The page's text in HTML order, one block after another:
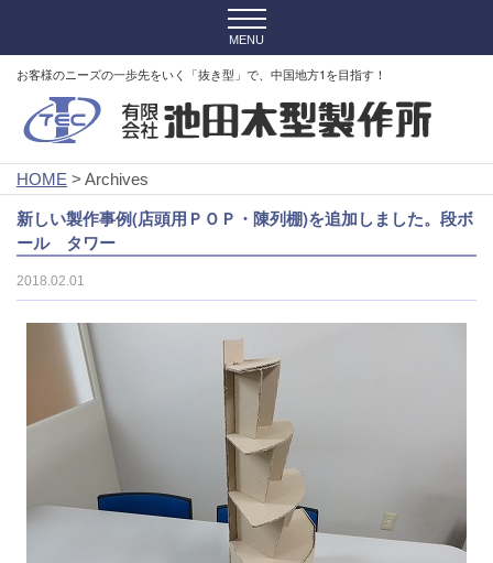
お客様のニーズの一歩先をいく「抜き型」で、中国地方1を目指す！
HOME > Archives
新しい製作事例(店頭用ＰＯＰ・陳列棚)を追加しました。段ボ
ール タワー
2018.02.01